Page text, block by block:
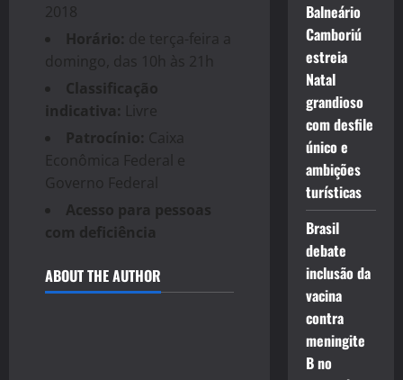
2018
Horário: de terça-feira a
domingo, das 10h às 21h
Classificação
indicativa: Livre
Patrocínio: Caixa
Econômica Federal e
Governo Federal
Acesso para pessoas
com deficiência
ABOUT THE AUTHOR
Balneário
Camboriú
estreia
Natal
grandioso
com desfile
único e
ambições
turísticas
Brasil
debate
inclusão da
vacina
contra
meningite
B no